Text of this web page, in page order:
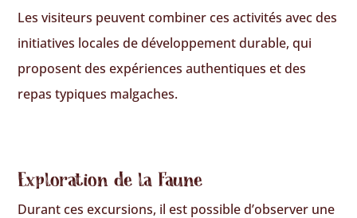
Les visiteurs peuvent combiner ces activités avec des
initiatives locales de développement durable, qui
proposent des expériences authentiques et des
repas typiques malgaches.
Exploration de la Faune
Durant ces excursions, il est possible d’observer une